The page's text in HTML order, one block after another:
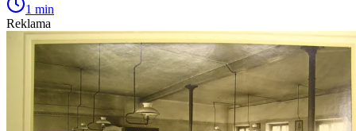
1 min
Reklama